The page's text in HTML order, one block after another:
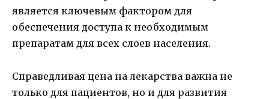
является ключевым фактором для
обеспечения доступа к необходимым
препаратам для всех слоев населения.
Справедливая цена на лекарства важна не
только для пациентов, но и для развития